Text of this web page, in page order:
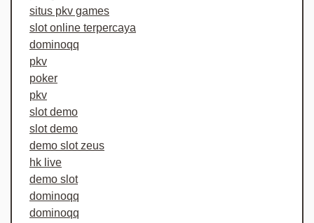
situs pkv games
slot online terpercaya
dominoqq
pkv
poker
pkv
slot demo
slot demo
demo slot zeus
hk live
demo slot
dominoqq
dominoqq